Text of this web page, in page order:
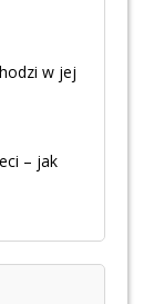
w jej
– jak